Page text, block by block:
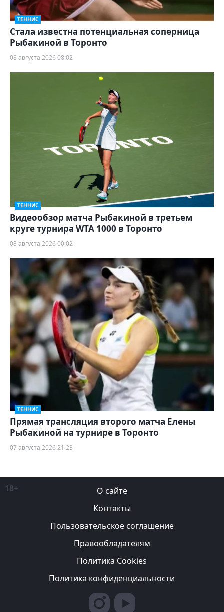
ТЕННИС
Cтала известна потенциальная соперница
Рыбакиной в Торонто
08 августа 2026 08:02
ТЕННИС
Видеообзор матча Рыбакиной в третьем
круге турнира WTA 1000 в Торонто
08 августа 2026 00:02
ТЕННИС
Прямая трансляция второго матча Елены
Рыбакиной на турнире в Торонто
07 августа 2026 21:23
18+
О сайте
Контакты
Пользовательское соглашение
Правообладателям
Политика Cookies
Политика конфиденциальности